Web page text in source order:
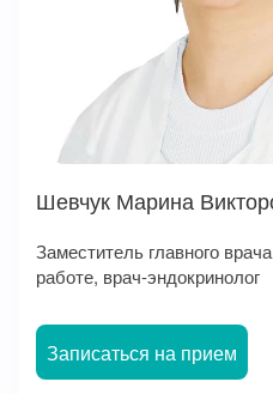
Шевчук Марина
Заместитель главного
работе, врач-эндокринолог
Записаться на прием